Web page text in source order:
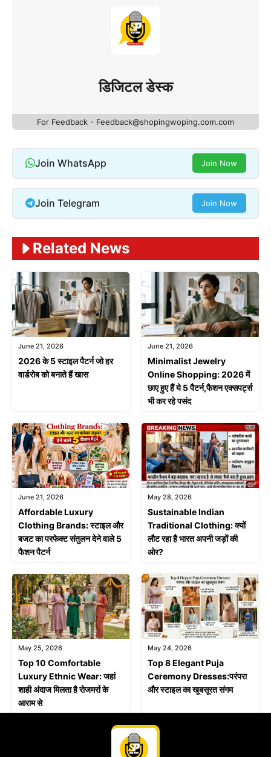
डिजिटल डेस्क
For Feedback - Feedback@shopingwoping.com.com
Join WhatsApp Join Now
Join Telegram Join Now
Related News
June 21, 2026
2026 के 5 स्टाइल पैटर्न जो हर
वार्डरोब को बनाते हैं खास
June 21, 2026
Minimalist Jewelry
Online Shopping: 2026 में
छाए हुए हैं ये 5 पैटर्न,फैशन एक्सपर्ट्स
भी कर रहे पसंद
June 21, 2026
Affordable Luxury
Clothing Brands: स्टाइल और
बजट का परफेक्ट संतुलन देने वाले 5
फैशन पैटर्न
May 28, 2026
Sustainable Indian
Traditional Clothing: क्यों
लौट रहा है भारत अपनी जड़ों की
ओर?
May 25, 2026
Top 10 Comfortable
Luxury Ethnic Wear: जहां
शाही अंदाज मिलता है रोजमर्रा के
आराम से
May 24, 2026
Top 8 Elegant Puja
Ceremony Dresses:परंपरा
और स्टाइल का खूबसूरत संगम